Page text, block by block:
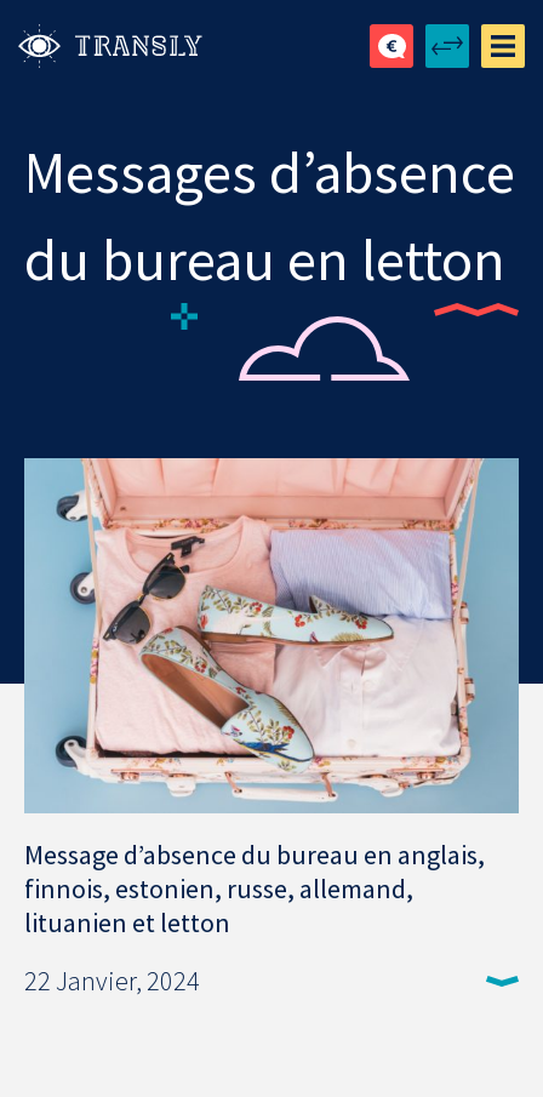
Messages d’absence
du bureau en letton
Message d’absence du bureau en anglais,
finnois, estonien, russe, allemand,
lituanien et letton
22 Janvier, 2024